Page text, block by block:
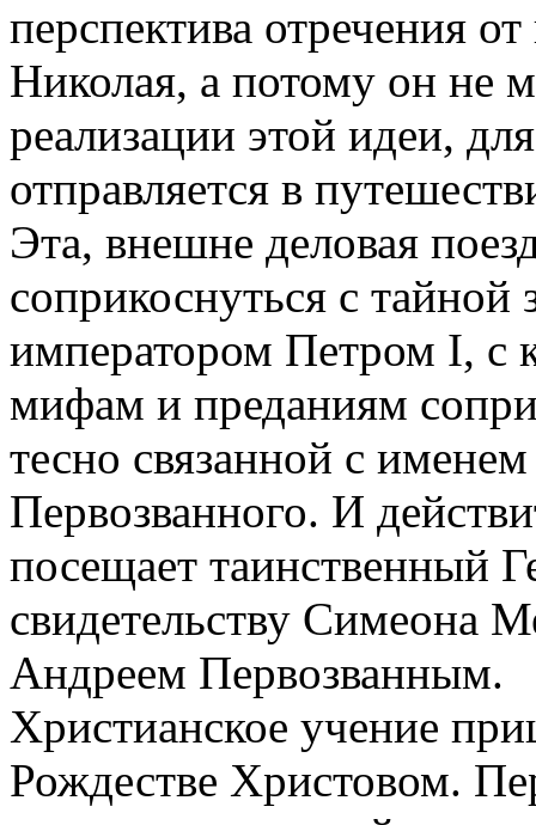
перспектива отречения
Николая, а потому он не
реализации этой идеи,
отправляется в
Эта, внешне деловая
соприкоснуться с
императором Петром I, с
мифам и преданиям
тесно связанной с
Первозванного. И
посещает таинственный
свидетельству Симеона
Андреем Первозванным.
Христианское учение
Рождестве Христовом.